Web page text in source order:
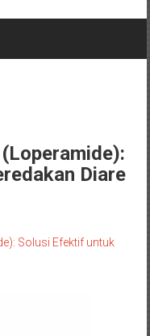
Diare
Solusi Efektif untuk